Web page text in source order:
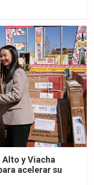
Alto y Viacha
acelerar su